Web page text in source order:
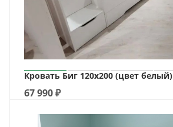
Кровать Биг 120х200 (цвет белый)
67 990₽